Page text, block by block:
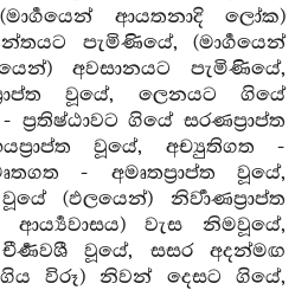
ආයතනාදි ලෝක)
පැමිණියේ, (මාර්‍ගයෙන්
අවසානයට පැමිණියේ,
වූයේ, ලෙනයට ගියේ
ගියේ සරණප්‍රාප්ත
වූයේ, අච්‍යුතිගත -
- අමෘතප්‍රාප්ත වූයේ,
(ඵලයෙන්) නිර්‍වාණප්‍රාප්ත
වැස නිමවූයේ,
වූයේ, සසර අදන්මඟ
විරූ) නිවන් දෙසට ගියේ,